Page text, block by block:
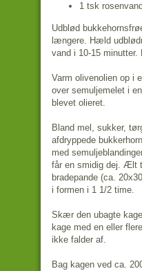
1 tsk rosenvand
Udblød
længere. Hæld
vand i 10-15
Varm olivenolien op i
over semuljemelet i
blevet olieret.
Bland mel, sukker,
afdryppede
med
får en smidig dej. Ælt
bradepande (ca.
i formen i 1 1/2 time.
Skær den ubagte
kage med en eller
ikke falder af.
Bag kagen ved ca.